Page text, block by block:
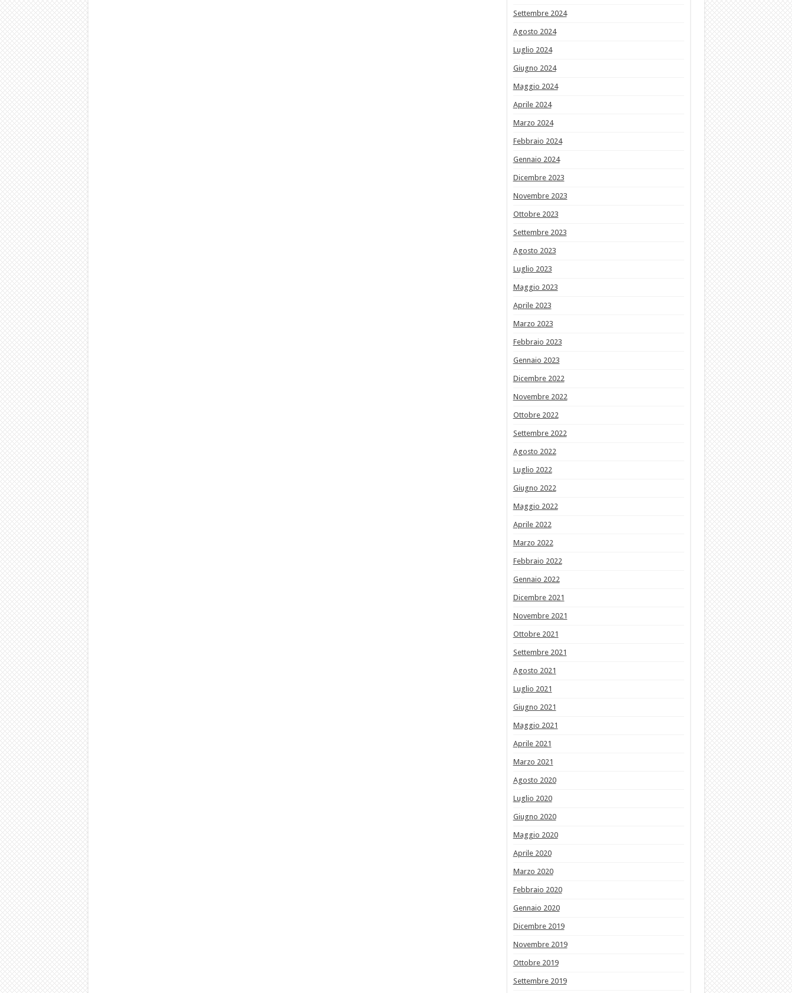
Settembre 2024
Agosto 2024
Luglio 2024
Giugno 2024
Maggio 2024
Aprile 2024
Marzo 2024
Febbraio 2024
Gennaio 2024
Dicembre 2023
Novembre 2023
Ottobre 2023
Settembre 2023
Agosto 2023
Luglio 2023
Maggio 2023
Aprile 2023
Marzo 2023
Febbraio 2023
Gennaio 2023
Dicembre 2022
Novembre 2022
Ottobre 2022
Settembre 2022
Agosto 2022
Luglio 2022
Giugno 2022
Maggio 2022
Aprile 2022
Marzo 2022
Febbraio 2022
Gennaio 2022
Dicembre 2021
Novembre 2021
Ottobre 2021
Settembre 2021
Agosto 2021
Luglio 2021
Giugno 2021
Maggio 2021
Aprile 2021
Marzo 2021
Agosto 2020
Luglio 2020
Giugno 2020
Maggio 2020
Aprile 2020
Marzo 2020
Febbraio 2020
Gennaio 2020
Dicembre 2019
Novembre 2019
Ottobre 2019
Settembre 2019